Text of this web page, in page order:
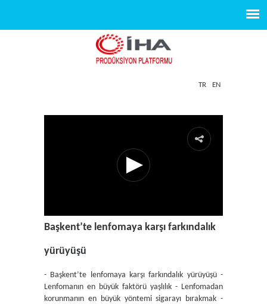
TR EN
Başkent’te lenfomaya karşı farkındalık
yürüyüşü
- Başkent’te lenfomaya karşı farkındalık yürüyüşü -
Lenfomanın en büyük faktörü yaşlılık - Lenfomadan
korunmanın en büyük yöntemi sigarayı bırakmak -